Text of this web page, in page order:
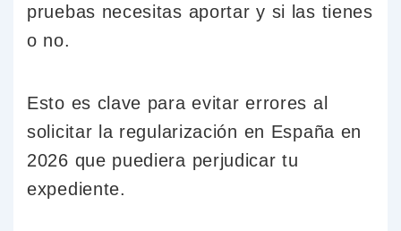
pruebas necesitas aportar y si las tienes
o no.
Esto es clave para evitar errores al
solicitar la regularización en España en
2026 que puediera perjudicar tu
expediente.